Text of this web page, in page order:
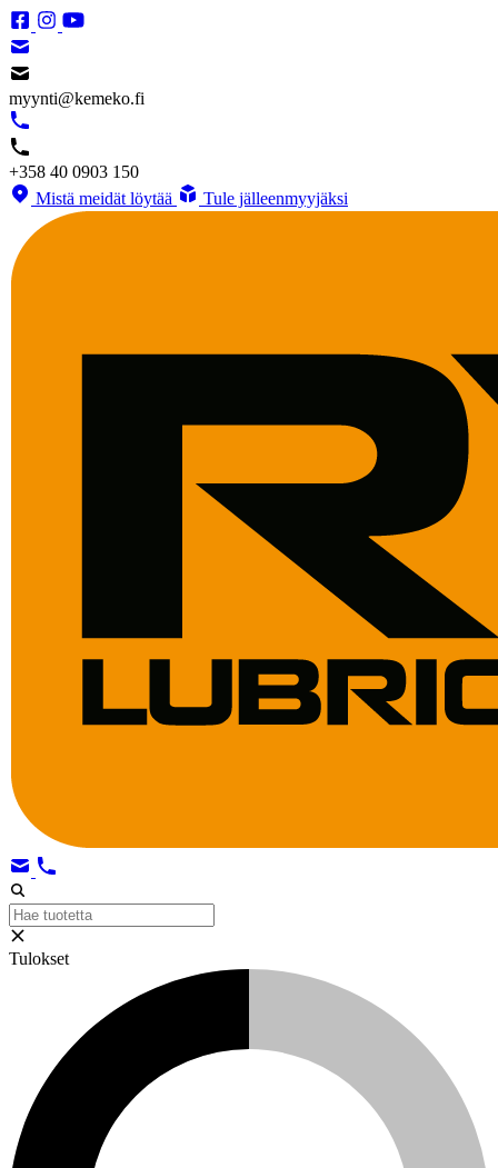
myynti@kemeko.fi
+358 40 0903 150
Mistä meidät löytää
Tule jälleenmyyjäksi
Tulokset